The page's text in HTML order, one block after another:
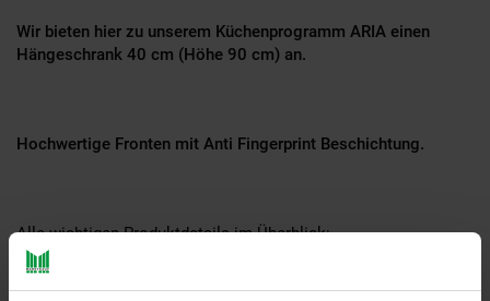
Wir bieten hier zu unserem Küchenprogramm ARIA einen
Hängeschrank 40 cm (Höhe 90 cm) an.
Hochwertige Fronten mit Anti Fingerprint Beschichtung.
Alle wichtigen Produktdetails im Überblick: